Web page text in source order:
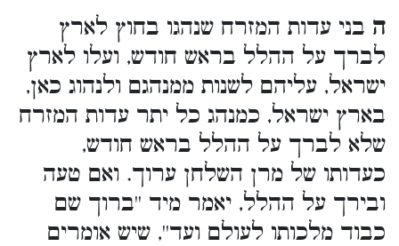
ה בני עדות המזרח שנהגו בחוץ לארץ
לברך על ההלל בראש חודש, ועלו לארץ
ישראל, עליהם לשנות ממנהגם ולנהוג כאן,
בארץ ישראל, כמנהג כל יתר עדות המזרח
שלא לברך על ההלל בראש חודש,
כעדותו של מרן השלחן ערוך. ואם טעה
ובירך על ההלל, יאמר מיד ''ברוך שם
כבוד מלכותו לעולם ועד'', שיש אומרים